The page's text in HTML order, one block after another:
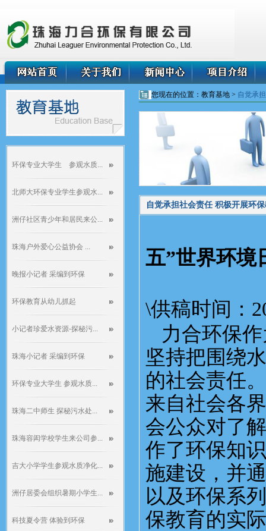
环保专业大学生 参观水质...
北师大环保专业学生参观水...
洲仔社区青少年和居民来公...
珠海户外爱心公益协会 ...
晚报小记者 采编到环保
环保教育从幼儿抓起
小记者珍爱水资源-探秘污...
珠海小记者 采编到环保
环保专业大学生 参观水质...
珠海二中师生 探秘污水处...
珠海容闳学校学生来公司参...
吉大小学学生参观水质净化...
洲仔居委会组织暑期小学生...
科技夏令营 体验到环保
您现在的位置：教育基地 > 自觉承
自觉承担社会责任 积极开展环
五”世界环境
\供稿时间：
力合环保
坚持把围绕
的社会责任。
来自社会各
会公众对了
作了环保知
施建设，并
以及环保系
保教育的实